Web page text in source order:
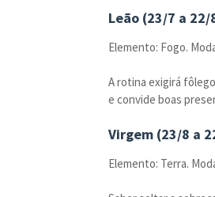
Leão (23/7 a 22/
Elemento: Fogo.
A rotina exigirá
e convide boas
Virgem (23/8 a
Elemento: Terra.